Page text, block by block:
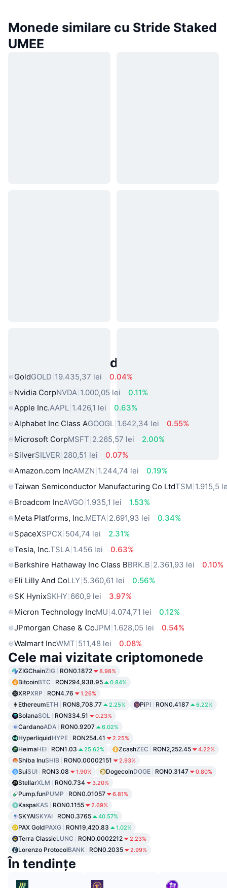
Monede similare cu Stride Staked
UMEE
Active Populare din Lumea Reală
GoldGOLD 19.435,37 lei
0.04%
Nvidia CorpNVDA 1.000,05 lei
0.11%
Apple Inc.AAPL 1.426,1 lei
0.63%
Alphabet Inc Class AGOOGL 1.642,34 lei
0.55%
Microsoft CorpMSFT 2.265,57 lei
2.00%
SilverSILVER 280,51 lei
0.07%
Amazon.com IncAMZN 1.244,74 lei
0.19%
Taiwan Semiconductor Manufacturing Co LtdTSM 1.915,5
Broadcom IncAVGO 1.935,1 lei
1.53%
Meta Platforms, Inc.META 2.691,93 lei
0.34%
SpaceXSPCX 504,74 lei
2.31%
Tesla, Inc.TSLA 1.456 lei
0.63%
Berkshire Hathaway Inc Class BBRK.B 2.361,93 lei
0.10%
Eli Lilly And CoLLY 5.360,61 lei
0.56%
SK HynixSKHY 660,9 lei
3.97%
Micron Technology IncMU 4.074,71 lei
0.12%
JPmorgan Chase & CoJPM 1.628,05 lei
0.54%
Walmart IncWMT 511,48 lei 0.08%
Cele mai vizitate criptomonede
ZIGChainZIG RON0.1872 8.98%
BitcoinBTC RON294,938.95 0.84%
XRPXRP RON4.76 1.26%
EthereumETH RON8,708.77 2.25% PiPI RON0.4187 6.22%
SolanaSOL RON334.51 0.23%
CardanoADA RON0.9207 6.02%
HyperliquidHYPE RON254.41 2.25%
HeimaHEI RON1.03 25.62% ZcashZEC RON2,252.45 4.22%
Shiba InuSHIB RON0.00002151 2.93%
SuiSUI RON3.08 1.90% DogecoinDOGE RON0.3147 0.80%
StellarXLM RON0.734 3.20%
Pump.funPUMP RON0.01057 6.81%
KaspaKAS RON0.1155 2.69%
SKYAISKYAI RON0.3765 40.57%
PAX GoldPAXG RON19,420.83 1.02%
Terra ClassicLUNC RON0.0002212 2.23%
Lorenzo ProtocolBANK RON0.2035 2.99%
În tendințe